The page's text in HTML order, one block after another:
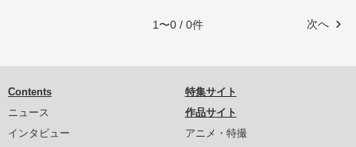
次へ
1〜0 / 0件
Contents
ニュース
インタビュー
特集サイト
作品サイト
アニメ・特撮